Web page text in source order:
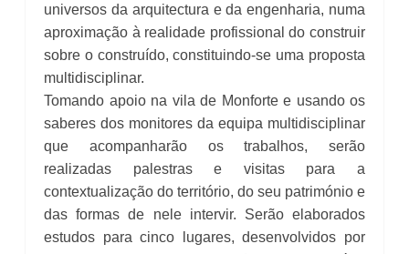
universos da arquitectura e da engenharia, numa
aproximação à realidade profissional do construir
sobre o construído, constituindo-se uma proposta
multidisciplinar.
Tomando apoio na vila de Monforte e usando os
saberes dos monitores da equipa multidisciplinar
que acompanharão os trabalhos, serão
realizadas palestras e visitas para a
contextualização do território, do seu património e
das formas de nele intervir. Serão elaborados
estudos para cinco lugares, desenvolvidos por